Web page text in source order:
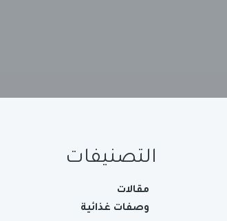
التصنيفات
مقالات
وصفات غذائية